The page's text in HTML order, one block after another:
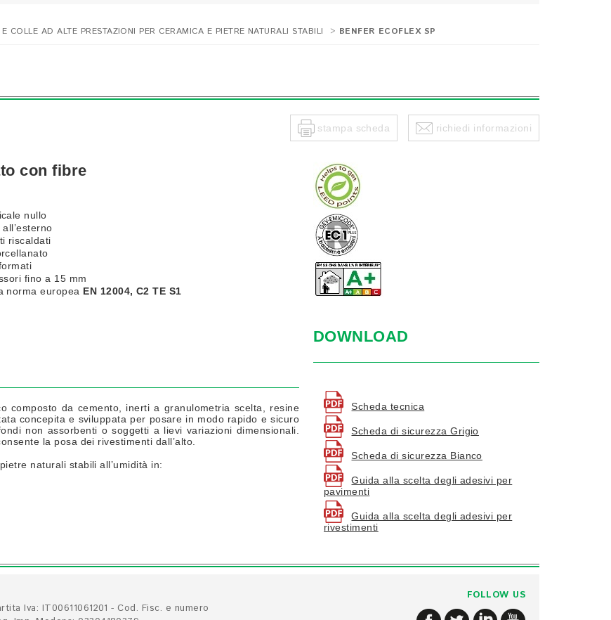
COLLE AD ALTE PRESTAZIONI PER CERAMICA E PIETRE NATURALI STABILI > BENFER ECOFLEX SP
richiedi informazioni
stampa scheda
con fibre
nullo
riscaldati
fino a 15 mm
norma europea EN 12004, C2 TE S1
composto da cemento, inerti a granulometria scelta, resine
concepita e sviluppata per posare in modo rapido e sicuro
non assorbenti o soggetti a lievi variazioni dimensionali.
la posa dei rivestimenti dall’alto.
naturali stabili all’umidità in:
DOWNLOAD
Scheda tecnica
Scheda di sicurezza Grigio
Scheda di sicurezza Bianco
Guida alla scelta degli adesivi per
pavimenti
Guida alla scelta degli adesivi per
rivestimenti
Iva: IT00611061201 - Cod. Fisc. e numero
FOLLOW US